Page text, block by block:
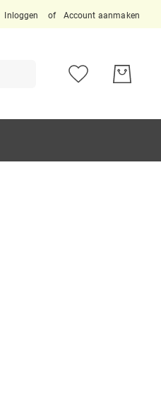
Inloggen Account aanmaken